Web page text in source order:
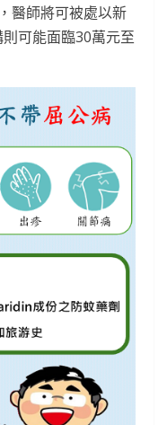
醫師將可被處以新
可能面臨30萬元至